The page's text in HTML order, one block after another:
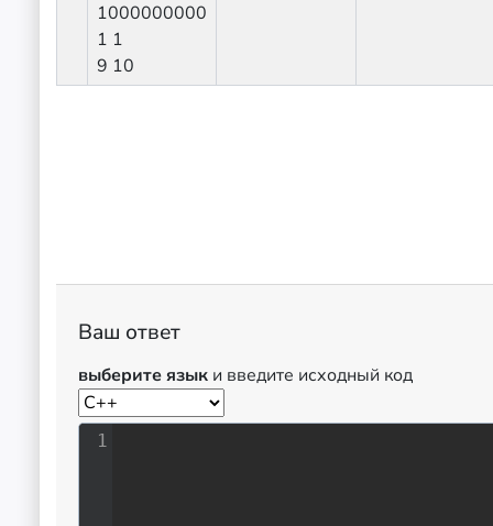
1000000000
1 1
9 10
Ваш ответ
выберите язык и введите исходный код
1